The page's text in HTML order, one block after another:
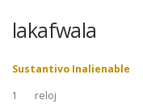
ORDEN ALFABÉTICO
lakafwala
Sustantivo Inalienable
1
reloj